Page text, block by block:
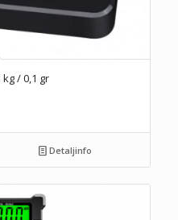
/ 0,1 gr
Detaljinfo